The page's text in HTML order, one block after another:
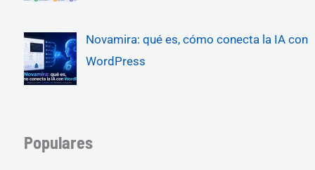
Novamira: qué es, cómo conecta la IA con
WordPress
Populares